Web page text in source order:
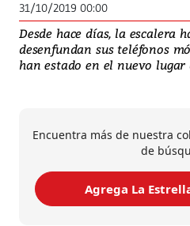
31/10/2019 00:00
Desde hace días, la escalera
desenfundan sus teléfonos
han estado en el nuevo lugar
Encuentra más de nuestra
de
Agrega La